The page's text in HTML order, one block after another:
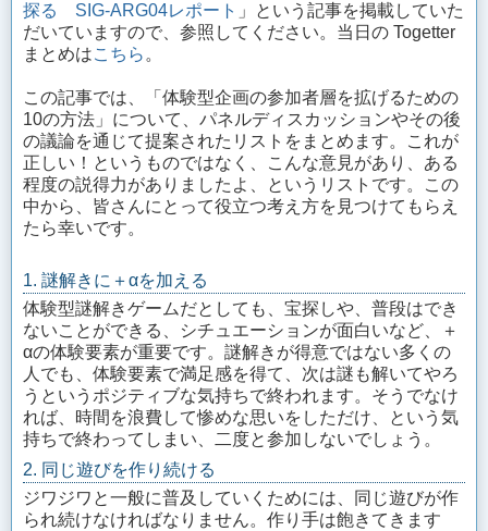
探る SIG-ARG04レポート 」という記事を掲載していた
だいていますので、参照してください。当日の Togetter
まとめはこちら 。
この記事では、「体験型企画の参加者層を拡げるための
10の方法」について、パネルディスカッションやその後
の議論を通じて提案されたリストをまとめます。これが
正しい！というものではなく、こんな意見があり、ある
程度の説得力がありましたよ、というリストです。この
中から、皆さんにとって役立つ考え方を見つけてもらえ
たら幸いです。
1. 謎解きに＋αを加える
体験型謎解きゲームだとしても、宝探しや、普段はでき
ないことができる、シチュエーションが面白いなど、＋
αの体験要素が重要です。謎解きが得意ではない多くの
人でも、体験要素で満足感を得て、次は謎も解いてやろ
うというポジティブな気持ちで終われます。そうでなけ
れば、時間を浪費して惨めな思いをしただけ、という気
持ちで終わってしまい、二度と参加しないでしょう。
2. 同じ遊びを作り続ける
ジワジワと一般に普及していくためには、同じ遊びが作
られ続けなければなりません。作り手は飽きてきます